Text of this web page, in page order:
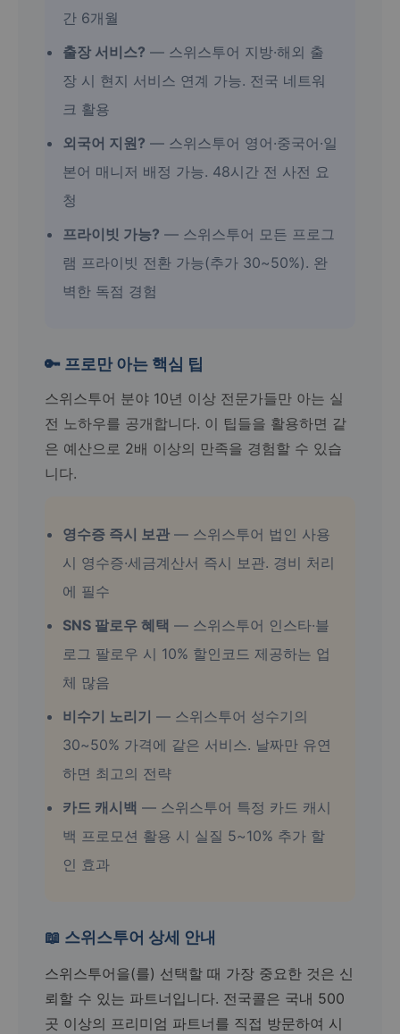
간 6개월
출장 서비스? — 스위스투어 지방·해외 출
장 시 현지 서비스 연계 가능. 전국 네트워
크 활용
외국어 지원? — 스위스투어 영어·중국어·일
본어 매니저 배정 가능. 48시간 전 사전 요
청
프라이빗 가능? — 스위스투어 모든 프로그
램 프라이빗 전환 가능(추가 30~50%). 완
벽한 독점 경험
🔑 프로만 아는 핵심 팁
스위스투어 분야 10년 이상 전문가들만 아는 실
전 노하우를 공개합니다. 이 팁들을 활용하면 같
은 예산으로 2배 이상의 만족을 경험할 수 있습
니다.
영수증 즉시 보관 — 스위스투어 법인 사용
시 영수증·세금계산서 즉시 보관. 경비 처리
에 필수
SNS 팔로우 혜택 — 스위스투어 인스타·블
로그 팔로우 시 10% 할인코드 제공하는 업
체 많음
비수기 노리기 — 스위스투어 성수기의
30~50% 가격에 같은 서비스. 날짜만 유연
하면 최고의 전략
카드 캐시백 — 스위스투어 특정 카드 캐시
백 프로모션 활용 시 실질 5~10% 추가 할
인 효과
📖 스위스투어 상세 안내
스위스투어을(를) 선택할 때 가장 중요한 것은 신
뢰할 수 있는 파트너입니다. 전국콜은 국내 500
곳 이상의 프리미엄 파트너를 직접 방문하여 시